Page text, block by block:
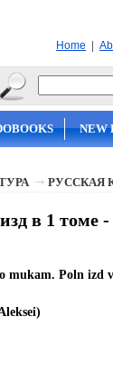
Home |
NEW
РУССКАЯ
в 1 томе -
mukam. Poln izd